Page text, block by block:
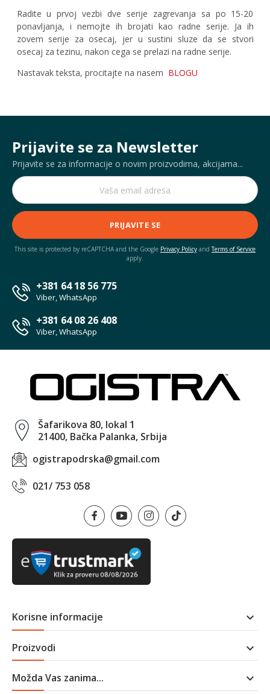
Radite u prvoj vezbi dve serije zagrevanja sa po 15-20
ponavljanja, i nemojte ih brojati kao radne serije. Ja ih
zovem serije za osecaj, jer u sustini sluze da se stvori
osecaj za tezinu, nakon cega se prelazi na radne serije.
Nastavak teksta, procitajte na nasem BLOGU
Prijavite se za Newsletter
Prijavite se za informacije o novim proizvodima, akcijama...
PRIJAVITE SE
This site is protected by reCAPTCHA and the Google Privacy Policy andTerms of Service
apply.
+381 64 18 56 775
Viber, WhatsApp
+381 64 08 26 408
Viber, WhatsApp
Šafarikova 80, lokal 1
21400, Bačka Palanka, Srbija
ogistrapodrska@gmail.com
021/ 753 058
Korisne informacije 
Proizvodi 
Možda Vas zanima... 